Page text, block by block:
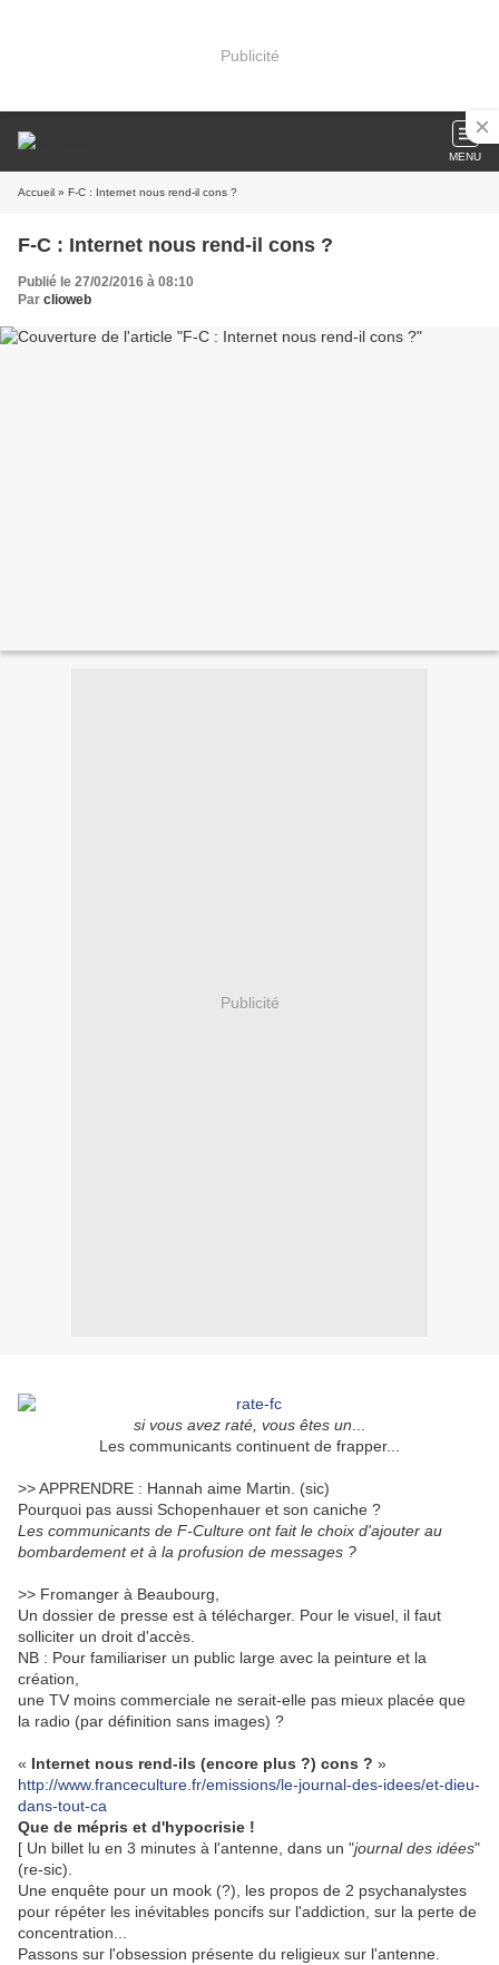
Publicité
MENU
Accueil » F-C : Internet nous rend-il cons ?
F-C : Internet nous rend-il cons ?
Publié le 27/02/2016 à 08:10
Par clioweb
Publicité
si vous avez raté, vous êtes un
Les communicants continuent de frapper...
>> APPRENDRE : Hannah aime Martin. (sic)
Pourquoi pas aussi Schopenhauer et son caniche ?
Les communicants de F-Culture ont fait le choix d'ajouter au
bombardement et à la profusion de messages ?
>> Fromanger à Beaubourg,
Un dossier de presse est à télécharger. Pour le visuel, il faut
solliciter un droit d'accès.
NB : Pour familiariser un public large avec la peinture et la
création,
une TV moins commerciale ne serait-elle pas mieux placée que
la radio (par définition sans images) ?
« Internet nous rend-ils (encore plus ?) cons ? »
http://www.franceculture.fr/emissions/le-journal-des-idees/et-dieu-
dans-tout-ca
Que de mépris et d'hypocrisie !
[ Un billet lu en 3 minutes à l'antenne, dans un "journal des idées"
(re-sic).
Une enquête pour un mook (?), les propos de 2 psychanalystes
pour répéter les inévitables poncifs sur l'addiction, sur la perte de
concentration...
Passons sur l'obsession présente du religieux sur l'antenne.